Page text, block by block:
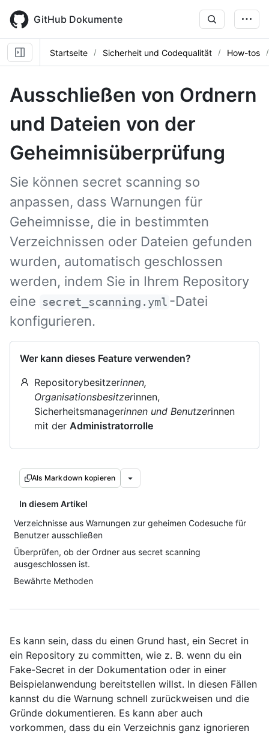
main
content
GitHub Dokumente
Startseite Sicherheit und Codequalität How-tos
Ausschließen von Ordnern
und Dateien von der
Geheimnisüberprüfung
Sie können secret scanning so
anpassen, dass Warnungen für
Geheimnisse, die in bestimmten
Verzeichnissen oder Dateien gefunden
wurden, automatisch geschlossen
werden, indem Sie in Ihrem Repository
eine
secret_scanning.yml -Datei
konfigurieren.
Wer kann dieses Feature verwenden?
Repositorybesitzerinnen,
Organisationsbesitzerinnen,
Sicherheitsmanagerinnen und Benutzerinnen
mit der Administratorrolle
Als Markdown kopieren
In diesem Artikel
Verzeichnisse aus Warnungen zur geheimen Codesuche für
Benutzer ausschließen
Überprüfen, ob der Ordner aus secret scanning
ausgeschlossen ist.
Bewährte Methoden
Es kann sein, dass du einen Grund hast, ein Secret in
ein Repository zu committen, wie z. B. wenn du ein
Fake-Secret in der Dokumentation oder in einer
Beispielanwendung bereitstellen willst. In diesen Fällen
kannst du die Warnung schnell zurückweisen und die
Gründe dokumentieren. Es kann aber auch
vorkommen, dass du ein Verzeichnis ganz ignorieren